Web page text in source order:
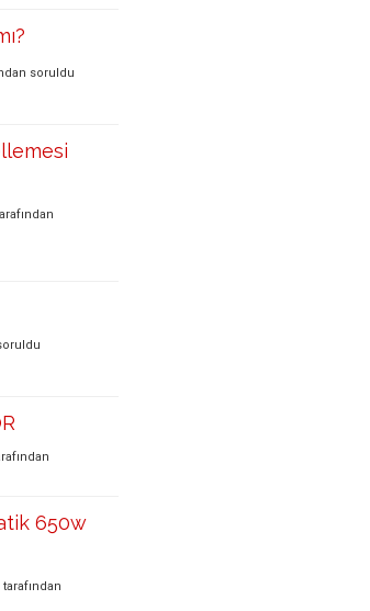
soruldu
650w
tarafından